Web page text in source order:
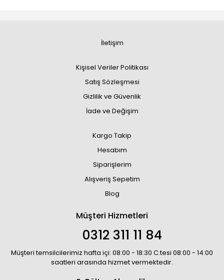
İletişim
Kişisel Veriler Politikası
Satış Sözleşmesi
Gizlilik ve Güvenlik
İade ve Değişim
Kargo Takip
Hesabım
Siparişlerim
Alışveriş Sepetim
Blog
Müşteri Hizmetleri
0312 311 11 84
Müşteri temsilcilerimiz hafta içi: 08:00 - 18:30 C.tesi 08:00 - 14:00
saatleri arasında hizmet vermektedir.